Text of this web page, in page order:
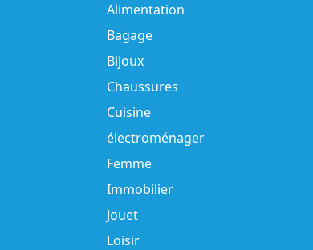
Alimentation
Bagage
Bijoux
Chaussures
Cuisine
électroménager
Femme
Immobilier
Jouet
Loisir